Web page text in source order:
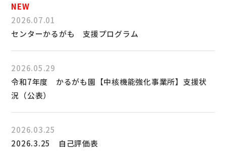
2026.07.01
センターかるがも 支援プログラム
2026.05.29
令和7年度 かるがも園【中核機能強化事業所】支援状
況（公表）
2026.03.25
2026.3.25 自己評価表